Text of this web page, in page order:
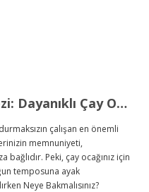
İşletmelerin Vazgeçilmezi: Dayanıklı Çay Ocağı Kazanı Seçimi
çalışan en önemli
memnuniyeti,
bağlıdır. Peki, çay ocağınız için
temposuna ayak
Neye Bakmalısınız?